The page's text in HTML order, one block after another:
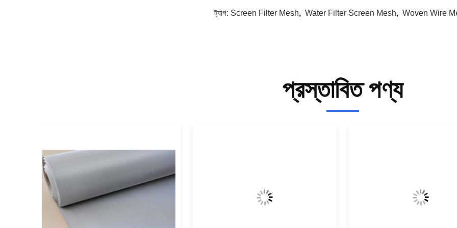
ট্যাগ: Screen Filter Mesh, Water Filter Screen Mesh, Woven Wire
প্রস্তাবিত পণ্য